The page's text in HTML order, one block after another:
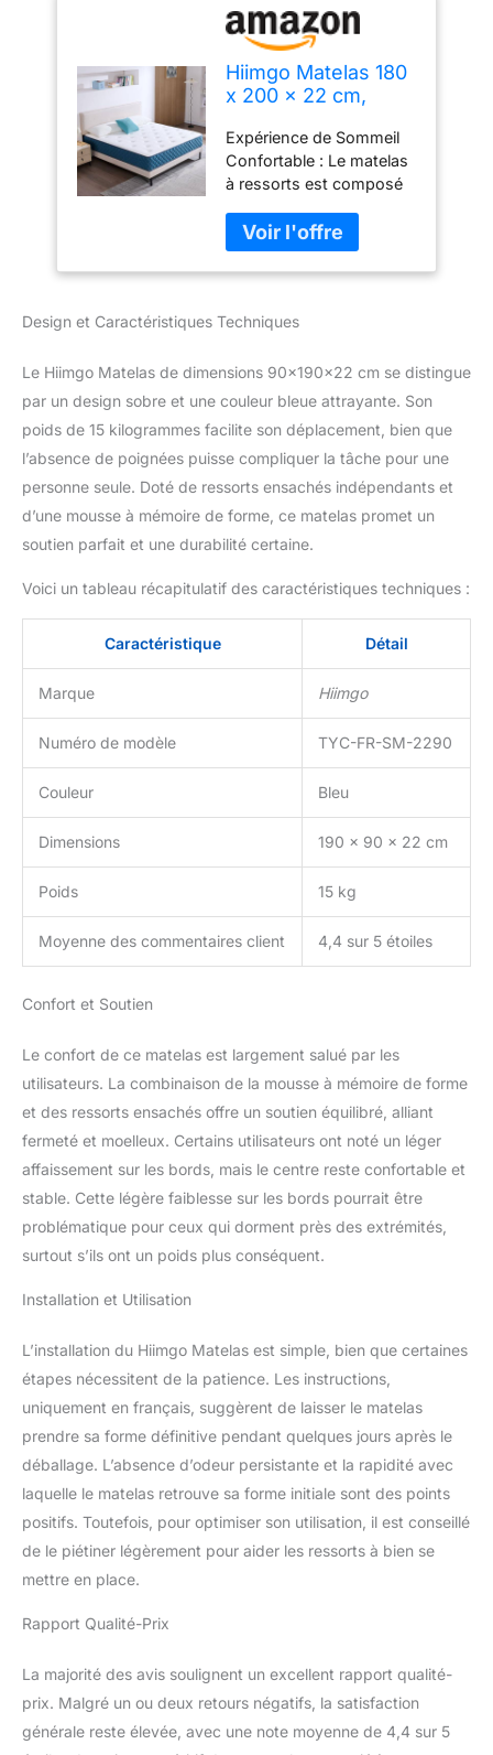
Hiimgo Matelas 180
x 200 x 22 cm,
et Mémoire de
Forme
Expérience de Sommeil
Confortable : Le matelas
à ressorts est composé
première qualité et de
plusieurs couches de
mousse de haute qualité,
d'absorber la chaleur et
vous permettant, ainsi
qu'à votre famille, de
rester confortable à tout
moment Soutien et
Relaxation : le matelas
est conçu avec des
ressorts ensachés
renforcés à 7-
zones,conception
soulager la pression
corporelle une nuit de
sommeil réparatrice
Sommeil Confortable :
Ce matelas à ressorts est
conçu avec des ressorts
individuels pour que
dérangé lorsque votre
se réveille, afin que vous
chaque nuit Test de
Testez nos matelas à
ressorts ensachés sans
nouveau matelas. De
plus, 30 jours de retour
sans poser de questions
Remarque : le matelas
ouvrirez l'emballage à
l'aide des outils fournis.
Veuillez attendre 48 à 72
heures pour que le
Design et Caractéristiques Techniques
Le Hiimgo Matelas de dimensions 90x190x22 cm se distingue
par un design sobre et une couleur bleue attrayante. Son
poids de 15 kilogrammes facilite son déplacement, bien que
l’absence de poignées puisse compliquer la tâche pour une
personne seule. Doté de ressorts ensachés indépendants et
d’une mousse à mémoire de forme, ce matelas promet un
soutien parfait et une durabilité certaine.
Voici un tableau récapitulatif des caractéristiques techniques :
Caractéristique Détail
Marque Hiimgo
Numéro de modèle TYC-FR-SM-2290
Couleur Bleu
Dimensions 190 x 90 x 22 cm
Poids 15 kg
Moyenne des commentaires client 4,4 sur 5 étoiles
Confort et Soutien
Le confort de ce matelas est largement salué par les
utilisateurs. La combinaison de la mousse à mémoire de forme
et des ressorts ensachés offre un soutien équilibré, alliant
fermeté et moelleux. Certains utilisateurs ont noté un léger
affaissement sur les bords, mais le centre reste confortable et
stable. Cette légère faiblesse sur les bords pourrait être
problématique pour ceux qui dorment près des extrémités,
surtout s’ils ont un poids plus conséquent.
Installation et Utilisation
L’installation du Hiimgo Matelas est simple, bien que certaines
étapes nécessitent de la patience. Les instructions,
uniquement en français, suggèrent de laisser le matelas
prendre sa forme définitive pendant quelques jours après le
déballage. L’absence d’odeur persistante et la rapidité avec
laquelle le matelas retrouve sa forme initiale sont des points
positifs. Toutefois, pour optimiser son utilisation, il est conseillé
de le piétiner légèrement pour aider les ressorts à bien se
mettre en place.
Rapport Qualité-Prix
La majorité des avis soulignent un excellent rapport qualité-
prix. Malgré un ou deux retours négatifs, la satisfaction
générale reste élevée, avec une note moyenne de 4,4 sur 5